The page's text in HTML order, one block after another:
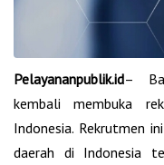
Pelayananpublik.id–
kembali membuka
Indonesia. Rekrutmen
daerah di Indonesia